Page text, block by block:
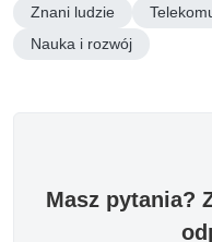
Znani ludzie
Nauka i rozwój
Masz pytania?